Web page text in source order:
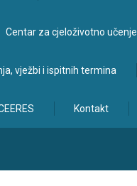
Centar za cjeloživotno učenje
vježbi i ispitnih termina
Kontakt